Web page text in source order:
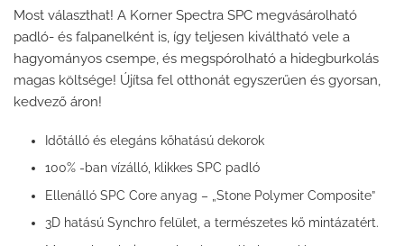
Most választhat! A Korner Spectra SPC megvásárolható
padló- és falpanelként is, így teljesen kiváltható vele a
hagyományos csempe, és megspórolható a hidegburkolás
magas költsége! Újítsa fel otthonát egyszerűen és gyorsan,
kedvező áron!
Időtálló és elegáns kőhatású dekorok
100% -ban vízálló, klikkes SPC padló
Ellenálló SPC Core anyag – „Stone Polymer Composite”
3D hatású Synchro felület, a természetes kő mintázatért.